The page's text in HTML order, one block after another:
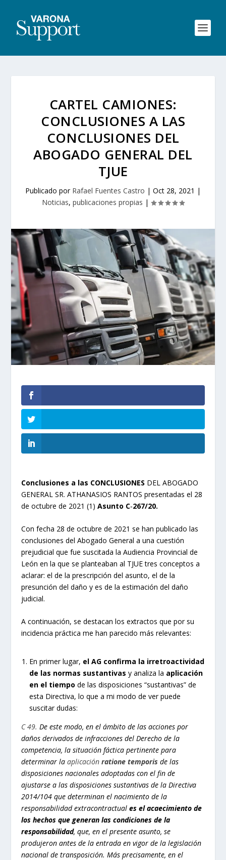
CARTEL CAMIONES:
CONCLUSIONES A LAS
CONCLUSIONES DEL
ABOGADO GENERAL DEL
TJUE
Publicado por Rafael Fuentes Castro | Oct 28, 2021 |
Noticias, publicaciones propias |
Conclusiones a las CONCLUSIONES DEL ABOGADO
GENERAL SR. ATHANASIOS RANTOS presentadas el 28
de octubre de 2021 (1)Asunto C‑267/20.
Con fecha 28 de octubre de 2021 se han publicado las
conclusiones del Abogado General a una cuestión
prejudicial que fue suscitada la Audiencia Provincial de
León en la que se planteaban al TJUE tres conceptos a
aclarar: el de la prescripción del asunto, el de la
presunción del daño y es de la estimación del daño
judicial.
A continuación, se destacan los extractos que por su
incidencia práctica me han parecido más relevantes:
En primer lugar, el AG confirma la irretroactividad
de las normas sustantivasy analiza la aplicación
en el tiempo de las disposiciones “sustantivas” de
esta Directiva, lo que a mi modo de ver puede
suscitar dudas:
C 49. De este modo, en el ámbito de las acciones por
daños derivados de infracciones del Derecho de la
competencia, la situación fáctica pertinente para
determinar laaplicaciónratione temporis de las
disposiciones nacionales adoptadas con el fin de
ajustarse a las disposiciones sustantivas de la Directiva
2014/104 que determinan el nacimiento de la
responsabilidad extracontractuales el acaecimiento de
los hechos que generan las condiciones de la
responsabilidad, que, en el presente asunto, se
produjeron antes de la entrada en vigor de la legislación
nacional de transposición. Más precisamente, en el